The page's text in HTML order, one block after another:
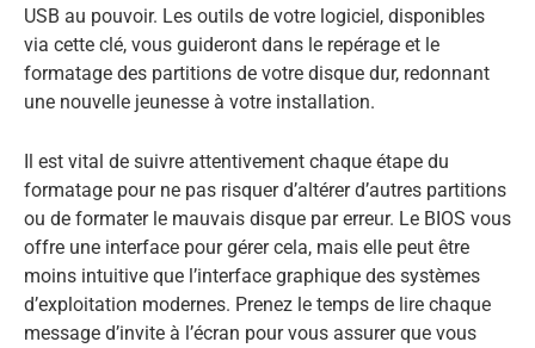
USB au pouvoir. Les outils de votre logiciel, disponibles
via cette clé, vous guideront dans le repérage et le
formatage des partitions de votre disque dur, redonnant
une nouvelle jeunesse à votre installation.
Il est vital de suivre attentivement chaque étape du
formatage pour ne pas risquer d’altérer d’autres partitions
ou de formater le mauvais disque par erreur. Le BIOS vous
offre une interface pour gérer cela, mais elle peut être
moins intuitive que l’interface graphique des systèmes
d’exploitation modernes. Prenez le temps de lire chaque
message d’invite à l’écran pour vous assurer que vous